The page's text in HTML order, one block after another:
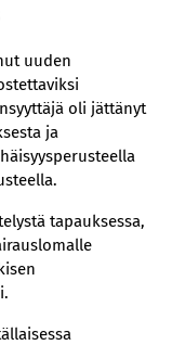
uuden
oli jättänyt
ja
tapauksessa,